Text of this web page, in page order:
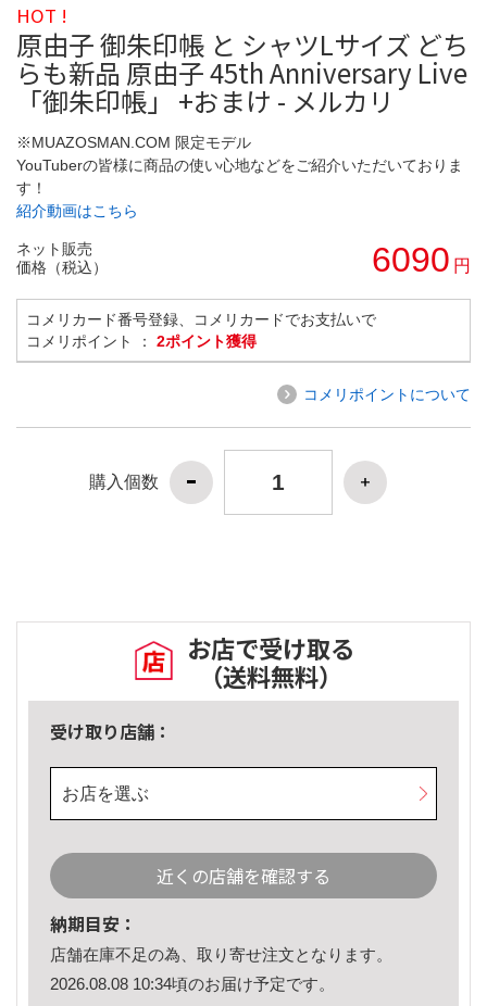
HOT !
原由子 御朱印帳 と シャツLサイズ どち
らも新品 原由子 45th Anniversary Live
「御朱印帳」 +おまけ - メルカリ
※MUAZOSMAN.COM 限定モデル
YouTuberの皆様に商品の使い心地などをご紹介いただいておりま
す！
紹介動画はこちら
ネット販売
価格（税込）
6090 円
コメリカード番号登録、コメリカードでお支払いで
コメリポイント ： 2ポイント獲得
コメリポイントについて
購入個数
お店で受け取る
（送料無料）
受け取り店舗：
お店を選ぶ
近くの店舗を確認する
納期目安：
店舗在庫不足の為、取り寄せ注文となります。
2026.08.08 10:34頃のお届け予定です。